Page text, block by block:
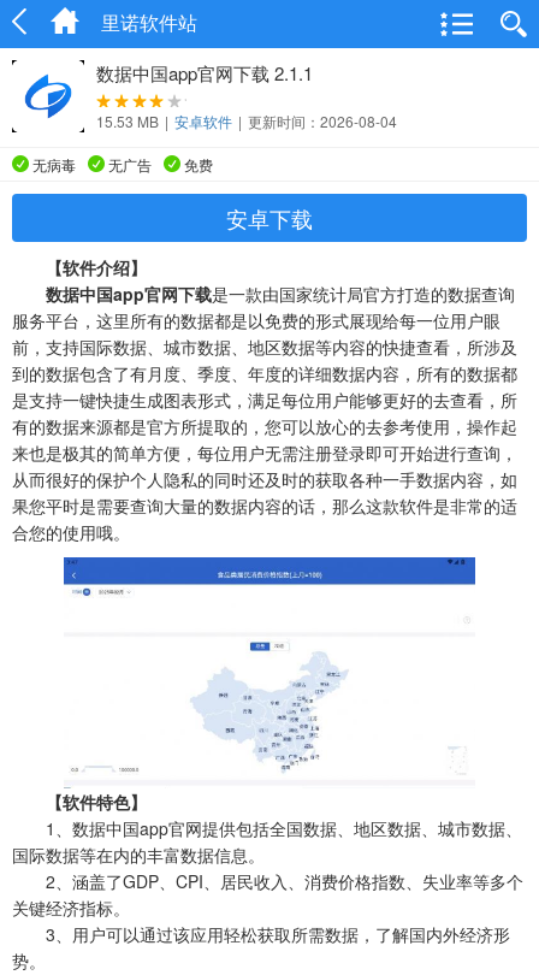
里诺软件站
数据中国app官网下载 2.1.1
15.53 MB | 安卓软件 | 更新时间：2026-08-04
无病毒 无广告 免费
安卓下载
【软件介绍】
数据中国app官网下载是一款由国家统计局官方打造的数据查询
服务平台，这里所有的数据都是以免费的形式展现给每一位用户眼
前，支持国际数据、城市数据、地区数据等内容的快捷查看，所涉及
到的数据包含了有月度、季度、年度的详细数据内容，所有的数据都
是支持一键快捷生成图表形式，满足每位用户能够更好的去查看，所
有的数据来源都是官方所提取的，您可以放心的去参考使用，操作起
来也是极其的简单方便，每位用户无需注册登录即可开始进行查询，
从而很好的保护个人隐私的同时还及时的获取各种一手数据内容，如
果您平时是需要查询大量的数据内容的话，那么这款软件是非常的适
合您的使用哦。
【软件特色】
1、数据中国app官网提供包括全国数据、地区数据、城市数据、
国际数据等在内的丰富数据信息。
2、涵盖了GDP、CPI、居民收入、消费价格指数、失业率等多个
关键经济指标。
3、用户可以通过该应用轻松获取所需数据，了解国内外经济形
势。